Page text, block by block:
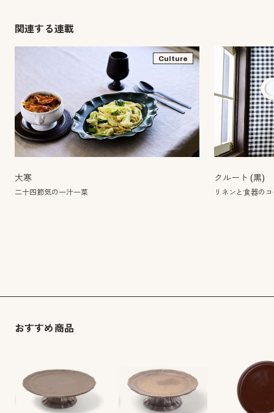
関連する連載
Culture
大寒
二十四節気の一汁一菜
クルート (黒)
リネンと食器の
おすすめ商品